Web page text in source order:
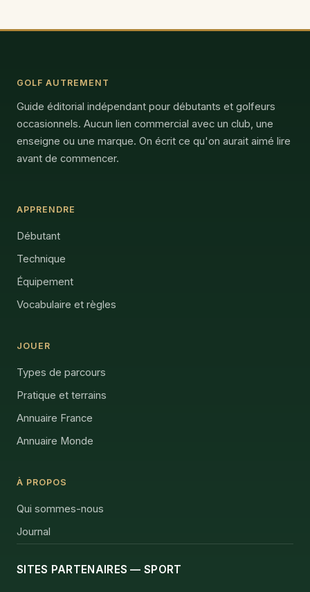
GOLF AUTREMENT
Guide éditorial indépendant pour débutants et golfeurs
occasionnels. Aucun lien commercial avec un club, une
enseigne ou une marque. On écrit ce qu'on aurait aimé lire
avant de commencer.
APPRENDRE
Débutant
Technique
Équipement
Vocabulaire et règles
JOUER
Types de parcours
Pratique et terrains
Annuaire France
Annuaire Monde
À PROPOS
Qui sommes-nous
Journal
SITES PARTENAIRES — SPORT